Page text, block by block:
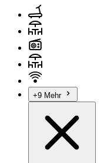
+9 Mehr